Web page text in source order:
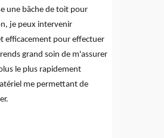
une bâche de toit pour
je peux intervenir
efficacement pour effectuer
grand soin de m'assurer
le plus rapidement
me permettant de